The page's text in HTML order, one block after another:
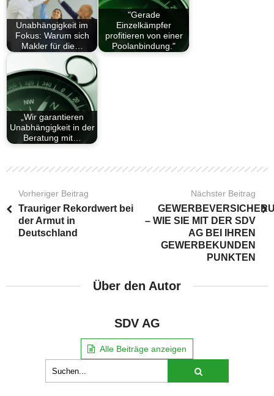
Unabhängigkeit im
Fokus: Warum sich
Makler für die…
"Gerade
Einzelkämpfer
profitieren von einer
Poolanbindung."
„Wir garantieren
Unabhängigkeit in der
Beratung mit…
Vorheriger Beitrag
Trauriger Rekordwert bei
der Armut in
Deutschland
Nächster Beitrag
– WIE SIE MIT DER SDV
AG BEI IHREN
GEWERBEKUNDEN
PUNKTEN
Über den Autor
SDV AG
Alle Beiträge anzeigen